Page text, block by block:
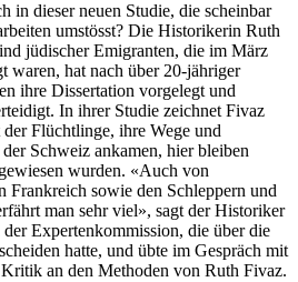
in dieser neuen Studie, die scheinbar
umstösst? Die Historikerin Ruth
jüdischer Emigranten, die im März
waren, hat nach über 20-jähriger
ihre Dissertation vorgelegt und
In ihrer Studie zeichnet Fivaz
Flüchtlinge, ihre Wege und
Schweiz ankamen, hier bleiben
wurden. «Auch von
Frankreich sowie den Schleppern und
man sehr viel», sagt der Historiker
Expertenkommission, die über die
hatte, und übte im Gespräch mit
an den Methoden von Ruth Fivaz.